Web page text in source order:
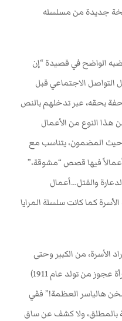
جديدة من مسلسله
الواضح في قصيدة “إن
الاجتماعي قبل
بحقه، عبر تدخلهم بالنص
هذا النوع من الأعمال
حيث المضمون، يتناسب مع
فيها قصص “مشوقة،”
والقتل…أعمال
كما كانت سلسلة المرايا
الأسرة، من الكبير وحتى
الصغير. كانت شقيقة جدي (وهي امرأة عجوز من تولد عام 1911)
هالياسر العظمة!” ففي
بالمطلق، ولا كشف عن ساق